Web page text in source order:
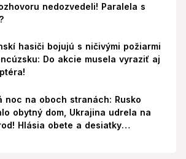
nedozvedeli! Paralela s
hasiči bojujú s ničivými požiarmi
Do akcie musela vyraziť aj
noc na oboch stranách: Rusko
obytný dom, Ukrajina udrela na
Hlásia obete a desiatky